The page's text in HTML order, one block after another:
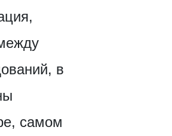
в
самом